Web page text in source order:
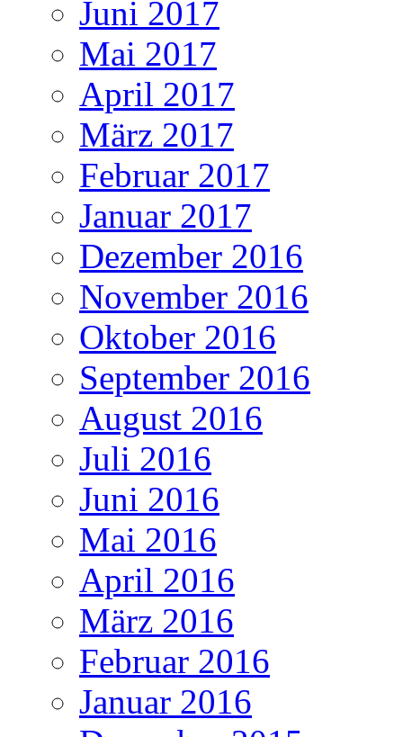
Juni 2017
Mai 2017
April 2017
März 2017
Februar 2017
Januar 2017
Dezember 2016
November 2016
Oktober 2016
September 2016
August 2016
Juli 2016
Juni 2016
Mai 2016
April 2016
März 2016
Februar 2016
Januar 2016